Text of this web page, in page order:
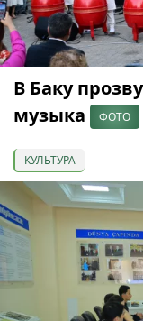
В Баку
музыка
ФОТО
КУЛЬТУРА